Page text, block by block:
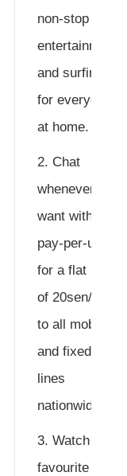
non-stop
entertainment
and surfing
for everyone
at home.
Chat
whenever you
want with
pay-per-use
for a flat rate
of 20sen/min
to all mobile
and fixed
lines
nationwide.
Watch your
favourite